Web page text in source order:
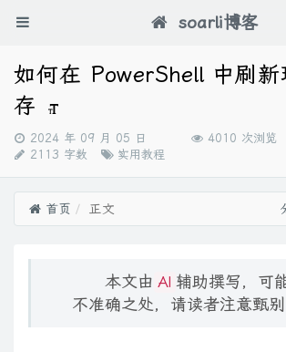
soarli博客
如何在 PowerShell 中刷
存
发
布
2024 年 09 月 05 日 4010 次浏览
2113 字数
分
实用教程
首页 正文
本文由 AI 辅助撰写，可
不准确之处，请读者注意甄别